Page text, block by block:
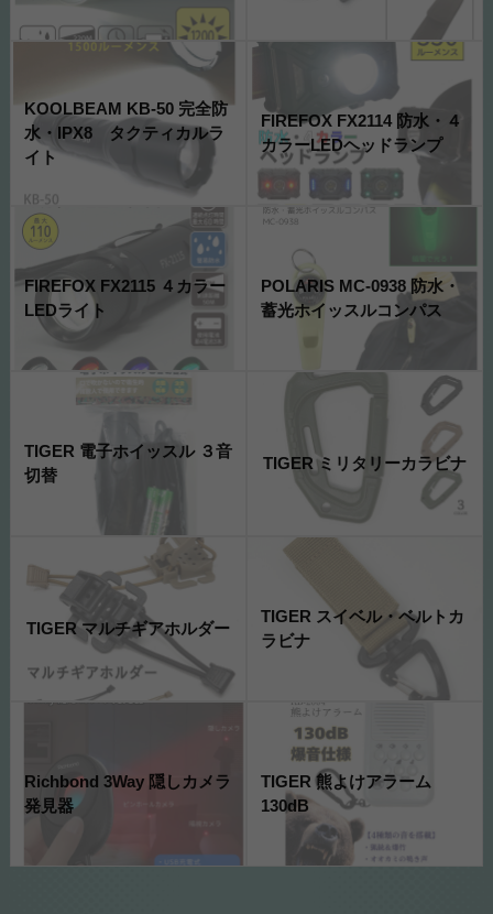
KOOLBEAM KB-50 完全防
水・IPX8 タクティカルラ
イト
FIREFOX FX2114 防水・４
カラーLEDヘッドランプ
FIREFOX FX2115 ４カラー
LEDライト
POLARIS MC-0938 防水・
蓄光ホイッスルコンパス
TIGER 電子ホイッスル ３音
切替
TIGER ミリタリーカラビナ
TIGER マルチギアホルダー
TIGER スイベル・ベルトカ
ラビナ
Richbond 3Way 隠しカメラ
発見器
TIGER 熊よけアラーム
130dB